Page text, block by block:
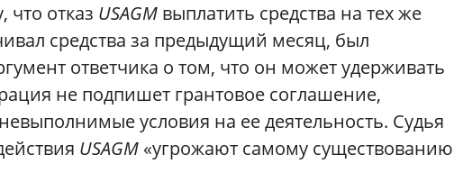
что отказ USAGM выплатить средства на тех же
средства за предыдущий месяц, был
ответчика о том, что он может удерживать
не подпишет грантовое соглашение,
условия на ее деятельность. Судья
USAGM «угрожают самому